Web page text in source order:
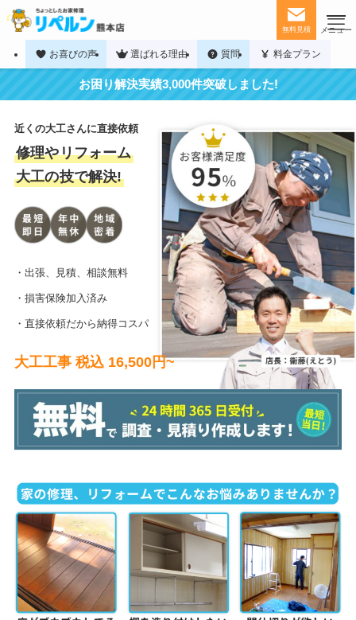
インスタグラム
リペルンについて
無料見積
お喜びの声 選ばれる理由 質問 料金プラン
お困り解決実績3,000件突破しました!
近くの大工さんに直接依頼
修理やリフォーム
大工の技で解決!
・出張、見積、相談無料
・損害保険加入済み
・直接依頼だから納得コスパ
大工工事 税込 16,500円~